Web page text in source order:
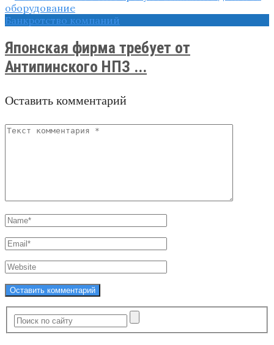
Банкротство компаний
Японская фирма требует от
Антипинского НПЗ ...
Оставить комментарий